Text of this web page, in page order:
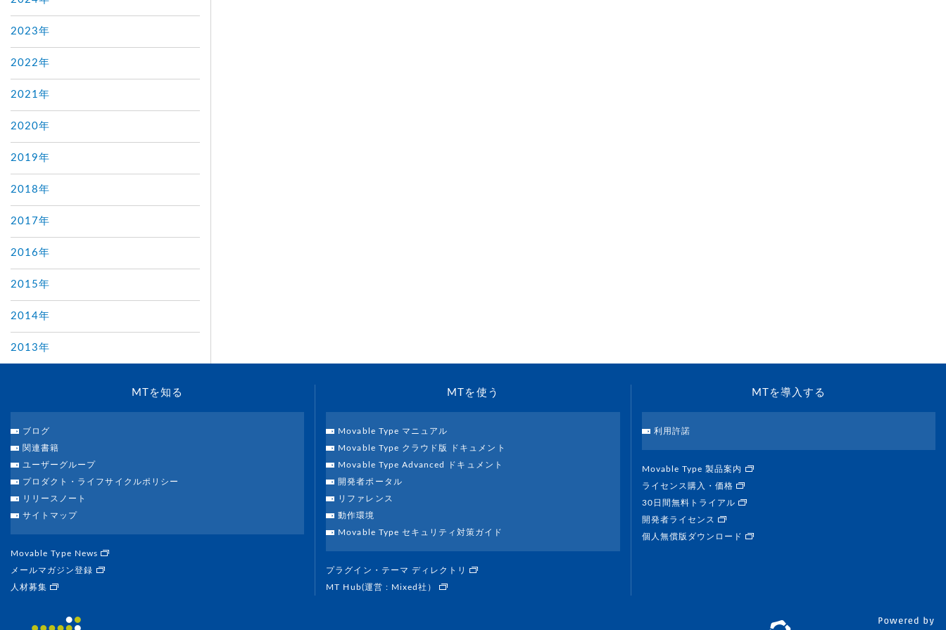
2023年
2022年
2021年
2020年
2019年
2018年
2017年
2016年
2015年
2014年
2013年
MTを知る
ブログ
関連書籍
ユーザーグループ
プロダクト・ライフサイクルポリシー
リリースノート
サイトマップ
Movable Type News
メールマガジン登録
人材募集
MTを使う
Movable Type マニュアル
Movable Type クラウド版 ドキュメント
Movable Type Advanced ドキュメント
開発者ポータル
リファレンス
動作環境
Movable Type セキュリティ対策ガイド
プラグイン・テーマ ディレクトリ
MT Hub(運営 : Mixed社）
MTを導入する
利用許諾
Movable Type 製品案内
ライセンス購入・価格
30日間無料トライアル
開発者ライセンス
個人無償版ダウンロード